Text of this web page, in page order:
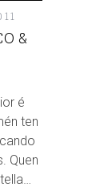
&
é
ten
Quen